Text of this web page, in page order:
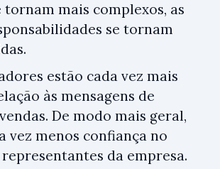
tornam mais complexos, as
se tornam
estão cada vez mais
às mensagens de
De modo mais geral,
vez menos confiança no
da empresa.